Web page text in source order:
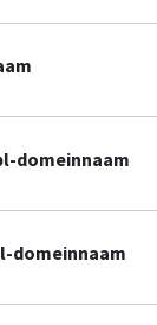
domeinnaam
domeinnaam